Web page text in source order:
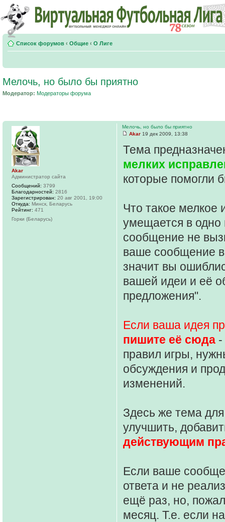
Список форумов ‹ Общие ‹ О Лиге
Мелочь, но было бы приятно
Модератор: Модераторы форума
Мелочь, но было бы приятно
Akar 19 дек 2009, 13:38
Тема
мелких
которые помогли
Что такое мелкое
умещается в
сообщение не
ваше сообщение
значит вы
вашей идеи и её
предложения".
Если ваша идея
пишите её сюда
правил игры,
обсуждения и
изменений.
Здесь же тема
улучшить,
действующим
Если ваше
ответа и не
ещё раз, но,
месяц. Т.е. если
Akar
Администратор сайта
Сообщений: 3799
Благодарностей: 2816
Зарегистрирован: 20 авг 2001, 19:00
Откуда: Минск, Беларусь
Рейтинг: 471
Горки (Беларусь)